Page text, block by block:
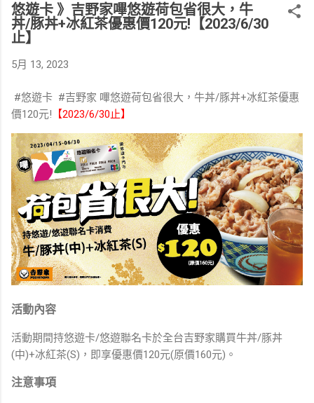
悠遊卡 》吉野家嗶悠遊荷包省很大，牛
丼/豚丼+冰紅茶優惠價120元!【2023/6/30
止】
5月 13, 2023
#悠遊卡 #吉野家 嗶悠遊荷包省很大，牛丼/豚丼+冰紅茶優惠
價120元! 【2023/6/30止】
活動內容
活動期間持悠遊卡/悠遊聯名卡於全台吉野家購買牛丼/豚丼
(中)+冰紅茶(S)，即享優惠價120元(原價160元)。
注意事項